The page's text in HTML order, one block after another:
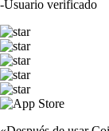
-Usuario verificado